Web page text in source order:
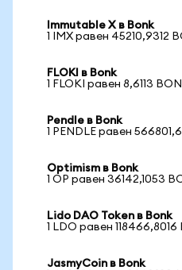
Immutable X в Bonk
1 IMX равен 45210,9312
FLOKI в Bonk
1 FLOKI равен 8,6113
Pendle в Bonk
1 PENDLE равен
Optimism в Bonk
1 OP равен 36142,1053
Lido DAO Token в Bonk
1 LDO равен 118466,8016
JasmyCoin в Bonk